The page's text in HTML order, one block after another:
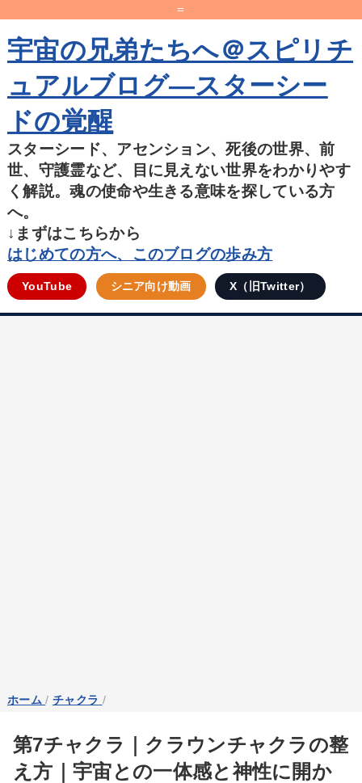
=
宇宙の兄弟たちへ＠スピリチ
ュアルブログ―スターシー
ドの覚醒
スターシード、アセンション、死後の世界、前
世、守護霊など、目に見えない世界をわかりやす
く解説。魂の使命や生きる意味を探している方
へ。
↓まずはこちらから
はじめての方へ、このブログの歩み方
YouTube シニア向け動画 X（旧Twitter）
ホーム / チャクラ /
第7チャクラ｜クラウンチャクラの整
え方｜宇宙との一体感と神性に開か